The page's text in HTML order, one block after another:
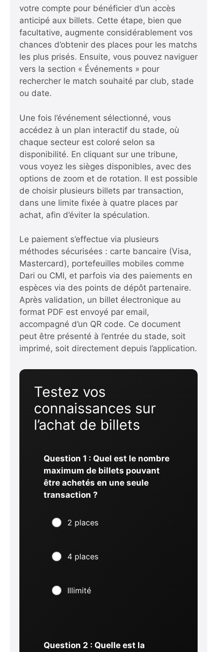
votre compte pour bénéficier d’un accès
anticipé aux billets. Cette étape, bien que
facultative, augmente considérablement vos
chances d’obtenir des places pour les matchs
les plus prisés. Ensuite, vous pouvez naviguer
vers la section « Événements » pour
rechercher le match souhaité par club, stade
ou date.
Une fois l’événement sélectionné, vous
accédez à un plan interactif du stade, où
chaque secteur est coloré selon sa
disponibilité. En cliquant sur une tribune,
vous voyez les sièges disponibles, avec des
options de zoom et de rotation. Il est possible
de choisir plusieurs billets par transaction,
dans une limite fixée à quatre places par
achat, afin d’éviter la spéculation.
Le paiement s’effectue via plusieurs
méthodes sécurisées : carte bancaire (Visa,
Mastercard), portefeuilles mobiles comme
Dari ou CMI, et parfois via des paiements en
espèces via des points de dépôt partenaire.
Après validation, un billet électronique au
format PDF est envoyé par email,
accompagné d’un QR code. Ce document
peut être présenté à l’entrée du stade, soit
imprimé, soit directement depuis l’application.
Testez vos
connaissances sur
l’achat de billets
Question 1 : Quel est le nombre
maximum de billets pouvant
être achetés en une seule
transaction ?
2 places
4 places
Illimité
Question 2 : Quelle est la